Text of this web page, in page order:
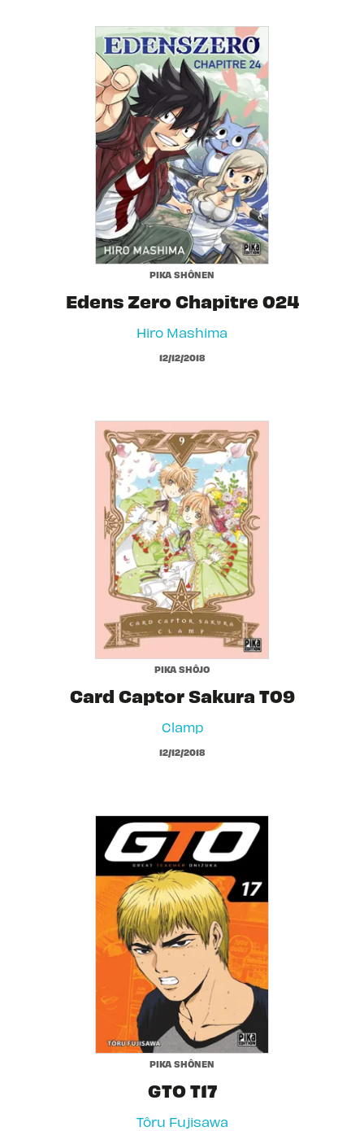
PIKA SHÔNEN
Edens Zero Chapitre 024
Hiro Mashima
12/12/2018
PIKA SHÔJO
Card Captor Sakura T09
Clamp
12/12/2018
PIKA SHÔNEN
GTO T17
Tôru Fujisawa